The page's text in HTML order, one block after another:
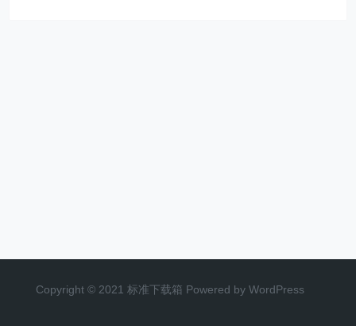
Copyright © 2021 标准下载箱 Powered by WordPress